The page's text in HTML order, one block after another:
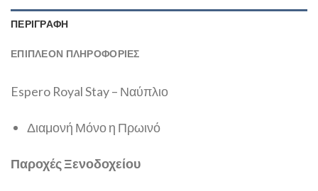
ΠΕΡΙΓΡΑΦΉ
ΕΠΙΠΛΈΟΝ ΠΛΗΡΟΦΟΡΊΕΣ
Espero Royal Stay – Ναύπλιο
Διαμονή Μόνο η Πρωινό
Παροχές Ξενοδοχείου